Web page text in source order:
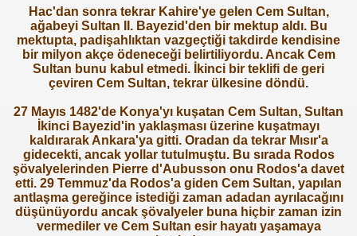
Hac'dan sonra tekrar Kahire'ye gelen Cem Sultan,
ağabeyi Sultan II. Bayezid'den bir mektup aldı. Bu
mektupta, padişahlıktan vazgeçtiği takdirde kendisine
bir milyon akçe ödeneceği belirtiliyordu. Ancak Cem
Sultan bunu kabul etmedi. İkinci bir teklifi de geri
çeviren Cem Sultan, tekrar ülkesine döndü.
27 Mayıs 1482'de Konya'yı kuşatan Cem Sultan, Sultan
İkinci Bayezid'in yaklaşması üzerine kuşatmayı
kaldırarak Ankara'ya gitti. Oradan da tekrar Mısır'a
gidecekti, ancak yollar tutulmuştu. Bu sırada Rodos
şövalyelerinden Pierre d'Aubusson onu Rodos'a davet
etti. 29 Temmuz'da Rodos'a giden Cem Sultan, yapılan
antlaşma gereğince istediği zaman adadan ayrılacağını
düşünüyordu ancak şövalyeler buna hiçbir zaman izin
vermediler ve Cem Sultan esir hayatı yaşamaya